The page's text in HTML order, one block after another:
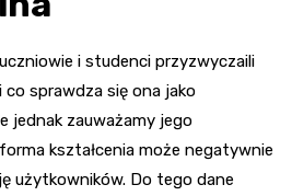
i studenci przyzwyczaili
co sprawdza się ona jako
jednak zauważamy jego
kształcenia może negatywnie
użytkowników. Do tego dane